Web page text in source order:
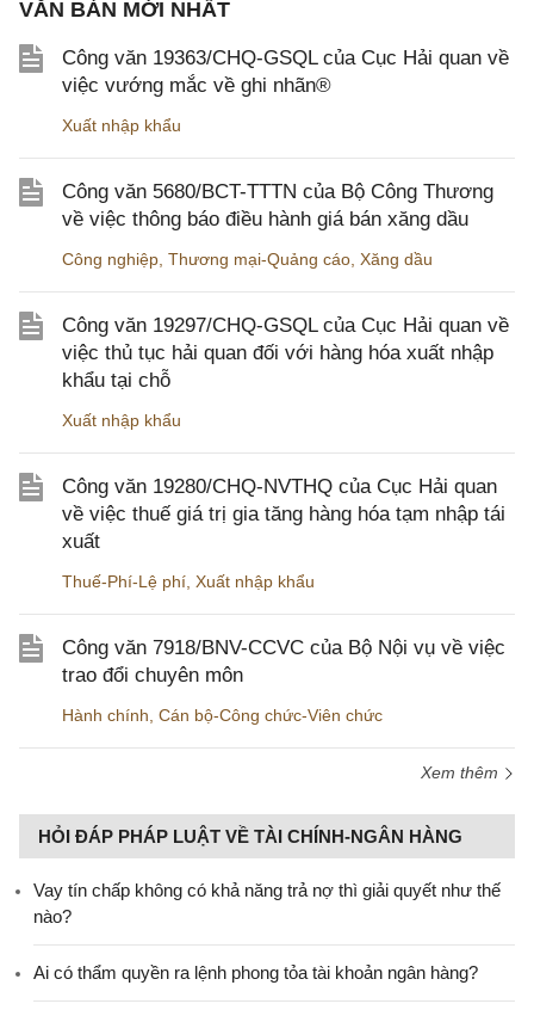
VĂN BẢN MỚI NHẤT
Công văn 19363/CHQ-GSQL của Cục Hải quan về
việc vướng mắc về ghi nhãn®
Xuất nhập khẩu
Công văn 5680/BCT-TTTN của Bộ Công Thương
về việc thông báo điều hành giá bán xăng dầu
Công nghiệp Thương mại-Quảng cáo Xăng dầu
Công văn 19297/CHQ-GSQL của Cục Hải quan về
việc thủ tục hải quan đối với hàng hóa xuất nhập
khẩu tại chỗ
Xuất nhập khẩu
Công văn 19280/CHQ-NVTHQ của Cục Hải quan
về việc thuế giá trị gia tăng hàng hóa tạm nhập tái
xuất
Thuế-Phí-Lệ phí Xuất nhập khẩu
Công văn 7918/BNV-CCVC của Bộ Nội vụ về việc
trao đổi chuyên môn
Hành chính Cán bộ-Công chức-Viên chức
Xem thêm
HỎI ĐÁP PHÁP LUẬT VỀ TÀI CHÍNH-NGÂN HÀNG
Vay tín chấp không có khả năng trả nợ thì giải quyết như thế
nào?
Ai có thẩm quyền ra lệnh phong tỏa tài khoản ngân hàng?